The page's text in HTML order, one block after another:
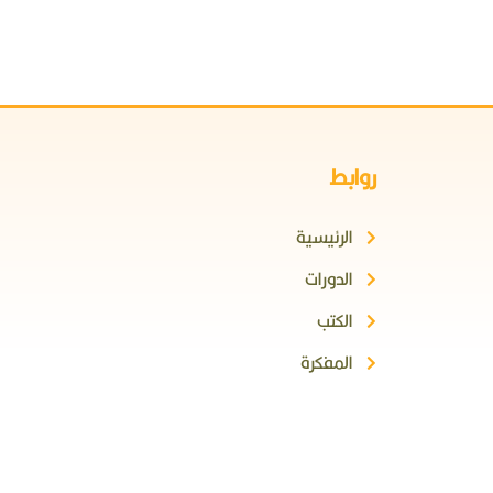
الإشاعات- الغرور والكبر- النفاق)
روابط
الرئيسية
الدورات
الكتب
المفكرة